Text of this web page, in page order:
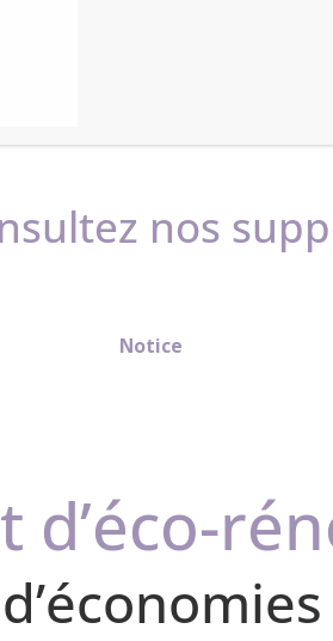
d’un
installation.
nos
Notice